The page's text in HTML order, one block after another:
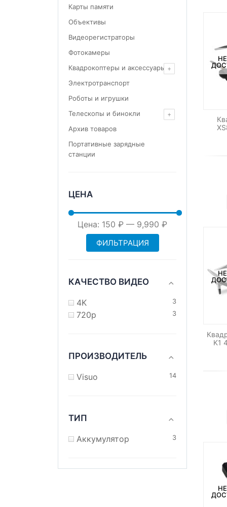
Карты памяти
Объективы
Видеорегистраторы
Фотокамеры
Квадрокоптеры и аксессуары
Электротранспорт
Роботы и игрушки
Телескопы и бинокли
Архив товаров
Портативные зарядные
станции
ЦЕНА
Минимальная
цена
Максимальная
цена
ФИЛЬТРАЦИЯ
Цена: 150 ₽ — 9,990 ₽
КАЧЕСТВО ВИДЕО
4K 3
720p 3
ПРОИЗВОДИТЕЛЬ
Visuo 14
ТИП
Аккумулятор 3
K1